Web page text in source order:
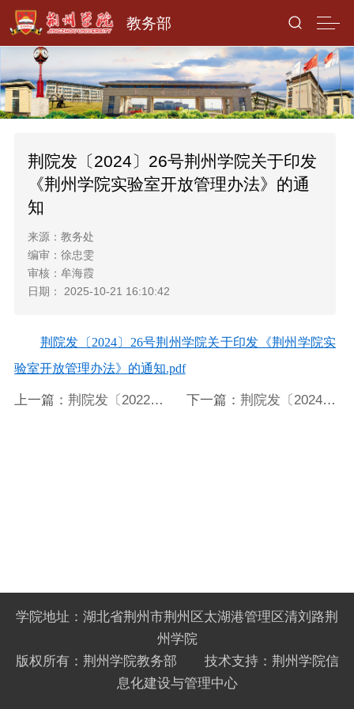
教务部
荆院发〔2024〕26号荆州学院关于印发
《荆州学院实验室开放管理办法》的通
知
来源：教务处
编审：徐忠雯
审核：牟海霞
日期： 2025-10-21 16:10:42
荆院发〔2024〕26号荆州学院关于印发《荆州学院实
验室开放管理办法》的通知.pdf
上一篇： 荆院发〔2022〕
下一篇：荆院发〔2024〕
学院地址：湖北省荆州市荆州区太湖港管理区清刘路荆
州学院
版权所有：荆州学院教务部 技术支持：荆州学院信
息化建设与管理中心